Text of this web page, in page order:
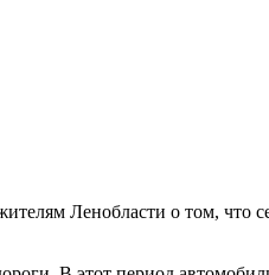
Ленобласти о том, что